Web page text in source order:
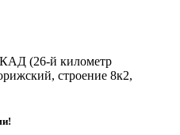
(26-й километр
строение 8к2,